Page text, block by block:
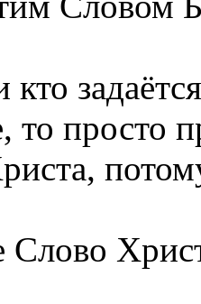
кто
то